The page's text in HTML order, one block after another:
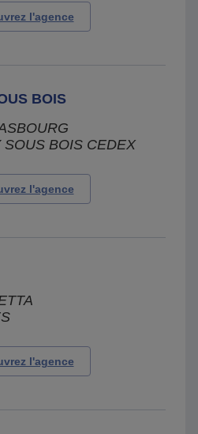
l'agence
BOIS
SOUS BOIS CEDEX
l'agence
l'agence